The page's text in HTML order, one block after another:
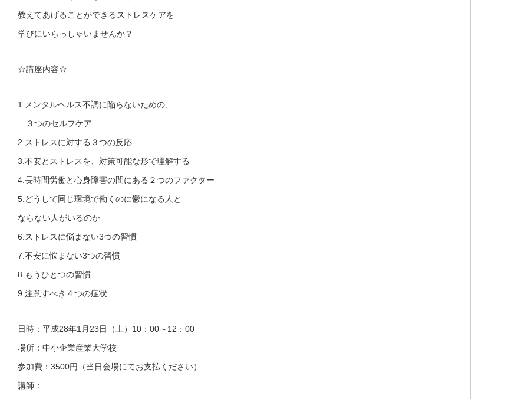
教えてあげることができるストレスケアを
学びにいらっしゃいませんか？
☆講座内容☆
1.メンタルヘルス不調に陥らないための、
３つのセルフケア
2.ストレスに対する３つの反応
3.不安とストレスを、対策可能な形で理解する
4.長時間労働と心身障害の間にある２つのファクター
5.どうして同じ環境で働くのに鬱になる人と
ならない人がいるのか
6.ストレスに悩まない3つの習慣
7.不安に悩まない3つの習慣
8.もうひとつの習慣
9.注意すべき４つの症状
日時：平成28年1月23日（土）10：00～12：00
場所：中小企業産業大学校
参加費：3500円（当日会場にてお支払ください）
講師：